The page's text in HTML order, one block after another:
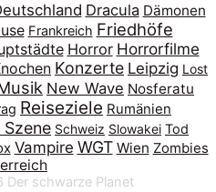
Dracula Dämonen
Frankreich Friedhöfe
Horror Horrorfilme
Konzerte Leipzig Lost
New Wave Nosferatu
Reiseziele Rumänien
Schweiz Slowakei Tod
Vampire WGT Wien Zombies
Der schwarze Planet